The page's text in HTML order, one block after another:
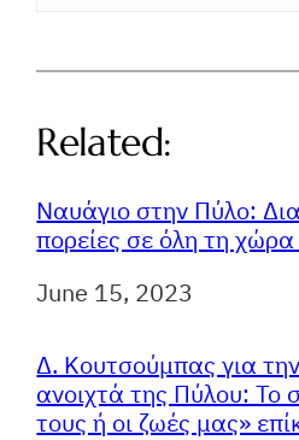
Related:
Ναυάγιο στην Πύλο:
πορείες σε όλη τη
Ημερομηνία
June 15, 2023
Δ. Κουτσούμπας για
ανοιχτά της Πύλου: Το
τους ή οι ζωές μας»